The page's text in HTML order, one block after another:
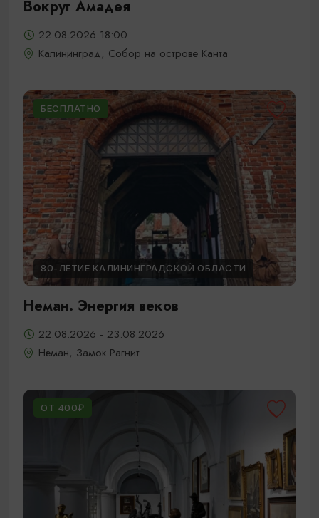
Вокруг Амадея
22.08.2026 18:00
Калининград, Собор на острове Канта
БЕСПЛАТНО
80-ЛЕТИЕ КАЛИНИНГРАДСКОЙ ОБЛАСТИ
Неман. Энергия веков
22.08.2026 - 23.08.2026
Неман, Замок Рагнит
ОТ 400₽